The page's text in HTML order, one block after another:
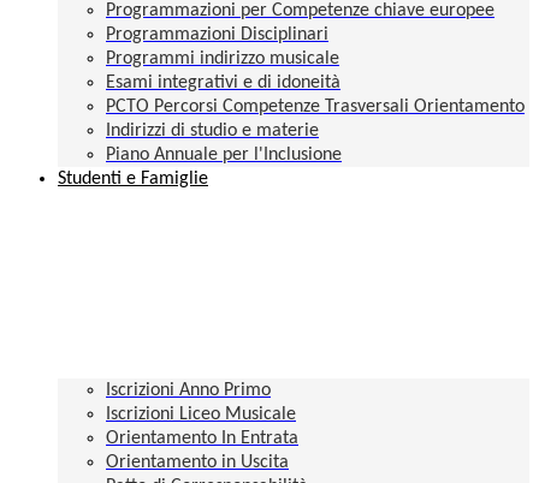
Programmazioni per Competenze chiave europee
Programmazioni Disciplinari
Programmi indirizzo musicale
Esami integrativi e di idoneità
PCTO Percorsi Competenze Trasversali Orientamento
Indirizzi di studio e materie
Piano Annuale per l'Inclusione
Studenti e Famiglie
Iscrizioni Anno Primo
Iscrizioni Liceo Musicale
Orientamento In Entrata
Orientamento in Uscita